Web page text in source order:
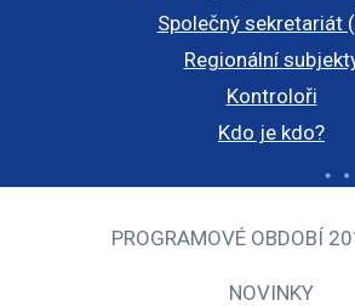
Společný sekretariát
Regionální
Kontroloři
Kdo je kdo?
PROGRAMOVÉ OBDOBÍ
NOVINKY